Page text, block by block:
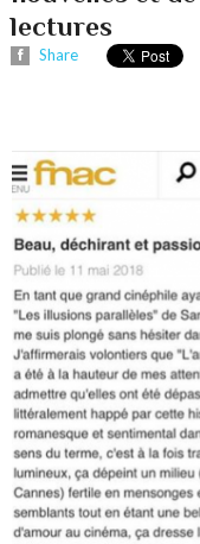
lectures
Share